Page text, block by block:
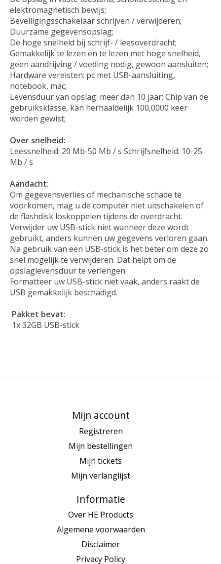
elektromagnetisch bewijs;
Beveiligingsschakelaar schrijven / verwijderen;
Duurzame gegevensopslag;
De hoge snelheid bij schrijf- / leesoverdracht;
Gemakkelijk te lezen en te lezen met hoge snelheid,
geen aandrijving / voeding nodig, gewoon aansluiten;
Hardware vereisten: pc met USB-aansluiting,
notebook, mac;
Levensduur van opslag: meer dan 10 jaar; Chip van de
gebruiksklasse, kan herhaaldelijk 100,0000 keer
worden gewist;
Over snelheid:
Leessnelheid: 20 Mb-50 Mb / s Schrijfsnelheid: 10-25
Mb / s
Aandacht:
Om gegevensverlies of mechanische schade te
voorkomen, mag u de computer niet uitschakelen of
de flashdisk loskoppelen tijdens de overdracht.
Verwijder uw USB-stick niet wanneer deze wordt
gebruikt, anders kunnen uw gegevens verloren gaan.
Na gebruik van een USB-stick is het beter om deze zo
snel mogelijk te verwijderen. Dat helpt om de
opslaglevensduur te verlengen.
Formatteer uw USB-stick niet vaak, anders raakt de
USB gemakkelijk beschadigd.
Pakket bevat:
1x 32GB USB-stick
Mijn account
Registreren
Mijn bestellingen
Mijn tickets
Mijn verlanglijst
Informatie
Over HE Products
Algemene voorwaarden
Disclaimer
Privacy Policy